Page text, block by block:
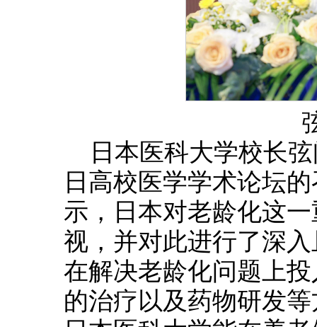
日本医科大学校长
日高校医学学术论坛
示，日本对老龄化这
视，并对此进行了深
在解决老龄化问题上
的治疗以及药物研发